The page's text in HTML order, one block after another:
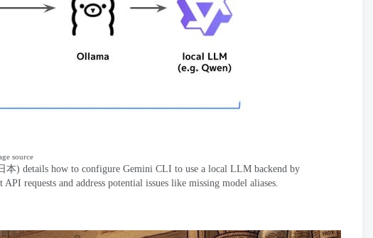
source
本) details how to configure Gemini CLI to use a local LLM backend by
requests and address potential issues like missing model aliases